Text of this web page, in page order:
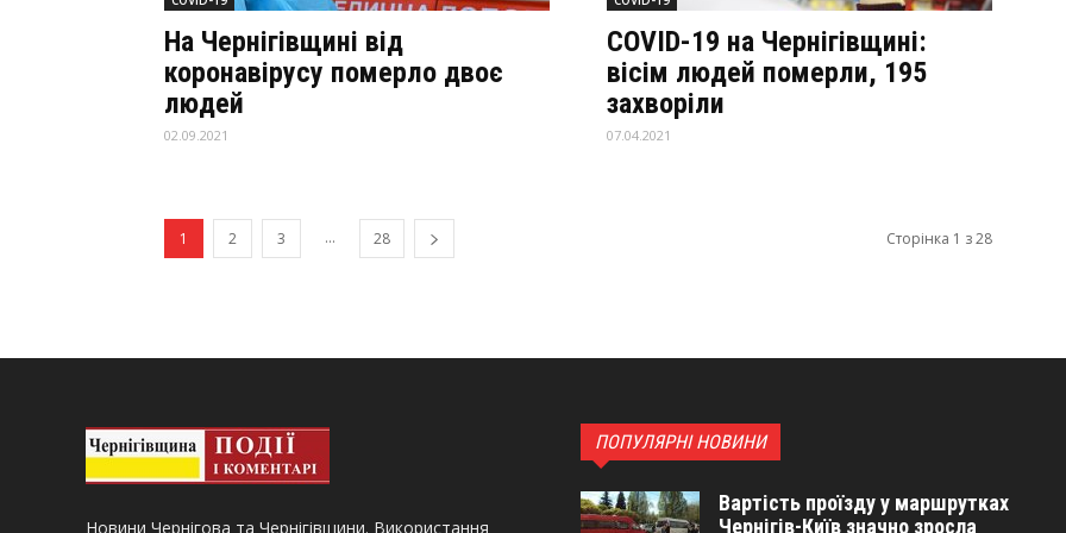
На Чернігівщині від
коронавірусу померло двоє
людей
02.09.2021
COVID-19 на Чернігівщині:
вісім людей померли, 195
захворіли
07.04.2021
1 2 3 ... 28 Сторінка 1 з 28
Новини Чернігова та Чернігівщини. Використання
ПОПУЛЯРНІ НОВИНИ
Вартість проїзду у маршрутках
Чернігів-Київ значно зросла